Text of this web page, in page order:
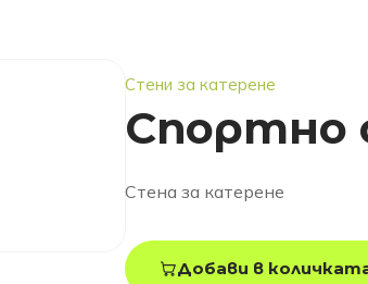
Стени за катерене
Спортно
Стена за катерене
Добави в